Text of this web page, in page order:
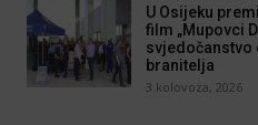
U Osijeku
film „Mupovci
svjedočanstvo
branitelja
3 kolovoza, 2026